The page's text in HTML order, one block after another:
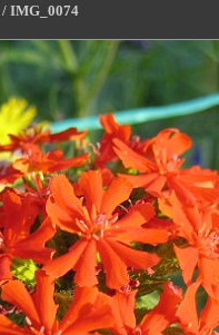
/ IMG_0074